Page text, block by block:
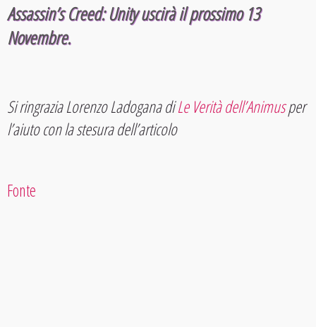
Assassin’s Creed: Unity uscirà il prossimo 13
Novembre.
Si ringrazia Lorenzo Ladogana diLe Verità dell’Animusper
l’aiuto con la stesura dell’articolo
Fonte